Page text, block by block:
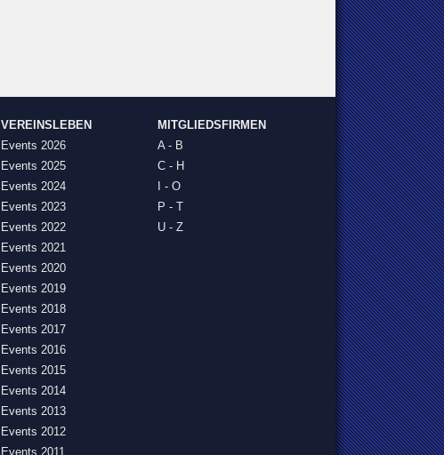
VEREINSLEBEN
Events 2026
Events 2025
Events 2024
Events 2023
Events 2022
Events 2021
Events 2020
Events 2019
Events 2018
Events 2017
Events 2016
Events 2015
Events 2014
Events 2013
Events 2012
Events 2011
MITGLIEDSFIRMEN
A - B
C - H
I - O
P - T
U - Z